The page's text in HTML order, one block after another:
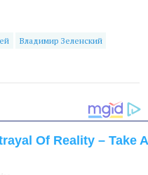
Владимир Зеленский